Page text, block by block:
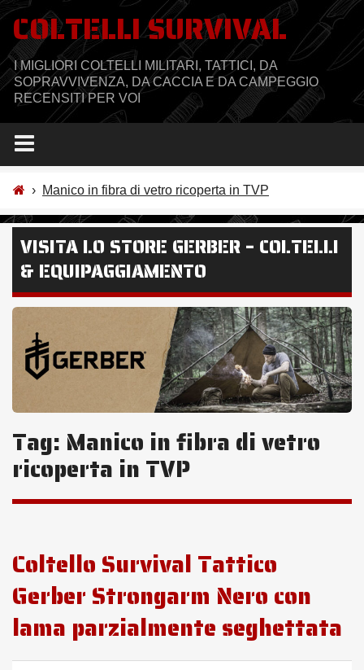
Salta
contenuto
COLTELLI SURVIVAL
I MIGLIORI COLTELLI MILITARI, TATTICI, DA
SOPRAVVIVENZA, DA CACCIA E DA CAMPEGGIO
RECENSITI PER VOI
› Manico in fibra di vetro ricoperta in TVP
VISITA LO STORE GERBER – COLTELLI
& EQUIPAGGIAMENTO
Tag: Manico in fibra di vetro
ricoperta in TVP
Coltello Survival Tattico
Gerber Strongarm Nero con
lama parzialmente seghettata